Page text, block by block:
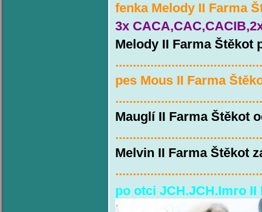
fenka Melody II Farma
3x
Melody II Farma Štěkot
pes Mous II Farma
Mauglí II Farma Štěkot
Melvin II Farma Štěkot
po otci JCH.JCH.Imro II